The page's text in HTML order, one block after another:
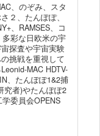
、のぞみ、スタ
２、たんぽぽ、
、RAMSES、コ
多彩な日欧米の宇
探査や宇宙実験
挑戦を重視して
MAC HDTV-
、たんぽぽ1&2捕
究者)やたんぽぽ2
委員会OPENS